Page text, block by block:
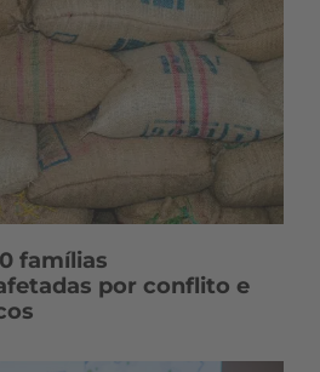
famílias
por conflito e